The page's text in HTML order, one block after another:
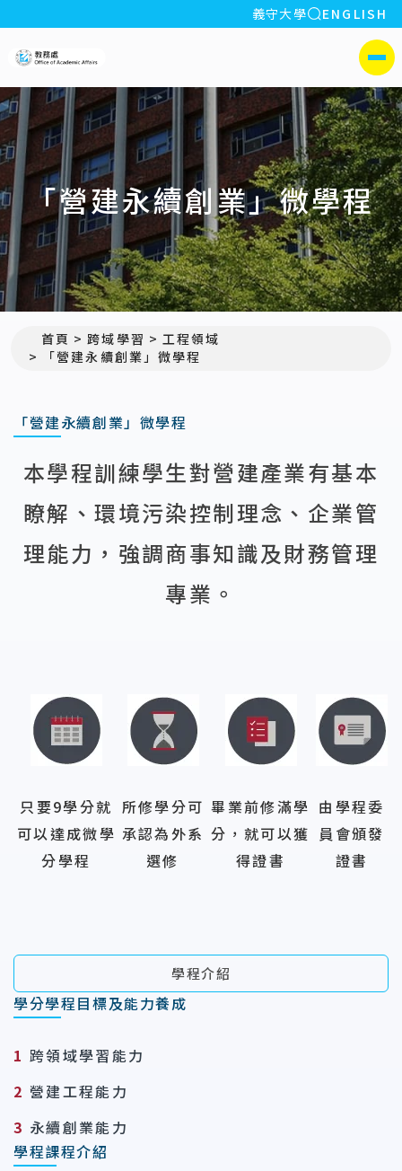
:::
義守大學 全站搜索
ENGLISH
側選單
「營建永續創業」微學程
首頁 跨域學習
工程領域
「營建永續創業」微學程
「營建永續創業」微學程
本學程訓練學生對營建產業有基本
瞭解、環境污染控制理念、企業管
理能力，強調商事知識及財務管理
專業。
只要9學分就
可以達成微學
分學程
所修學分可
承認為外系
選修
畢業前修滿學
分，就可以獲
得證書
由學程委
員會頒發
證書
學程介紹
學分學程目標及能力養成
1 跨領域學習能力
2 營建工程能力
3 永續創業能力
學程課程介紹